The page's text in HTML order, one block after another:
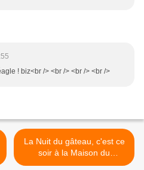
! biz<br /> <br /> <br /> <br />
La Nuit du gâteau, c'est ce
soir à la Maison du
Chocolat, veinards ! >